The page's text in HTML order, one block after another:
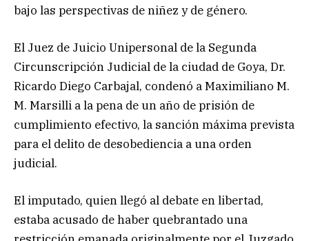
bajo las perspectivas de niñez y de género.
El Juez de Juicio Unipersonal de la Segunda
Circunscripción Judicial de la ciudad de Goya, Dr.
Ricardo Diego Carbajal, condenó a Maximiliano M.
M. Marsilli a la pena de un año de prisión de
cumplimiento efectivo, la sanción máxima prevista
para el delito de desobediencia a una orden
judicial.
El imputado, quien llegó al debate en libertad,
estaba acusado de haber quebrantado una